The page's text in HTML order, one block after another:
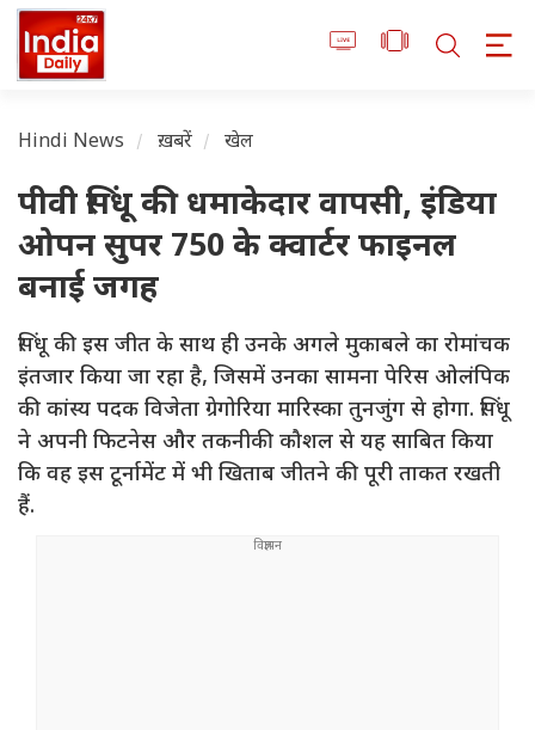
Hindi News ख़बरें खेल
पीवी सिंधू की धमाकेदार वापसी, इंडिया
ओपन सुपर 750 के क्वार्टर फाइनल
बनाई जगह
सिंधू की इस जीत के साथ ही उनके अगले मुकाबले का रोमांचक
इंतजार किया जा रहा है, जिसमें उनका सामना पेरिस ओलंपिक
की कांस्य पदक विजेता ग्रेगोरिया मारिस्का तुनजुंग से होगा. सिंधू
ने अपनी फिटनेस और तकनीकी कौशल से यह साबित किया
कि वह इस टूर्नामेंट में भी खिताब जीतने की पूरी ताकत रखती
हैं.